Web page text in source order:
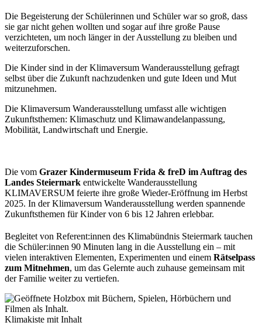
Die Begeisterung der Schülerinnen und Schüler war so groß, dass
sie gar nicht gehen wollten und sogar auf ihre große Pause
verzichteten, um noch länger in der Ausstellung zu bleiben und
weiterzuforschen.
Die Kinder sind in der Klimaversum Wanderausstellung gefragt
selbst über die Zukunft nachzudenken und gute Ideen und Mut
mitzunehmen.
Die Klimaversum Wanderausstellung umfasst alle wichtigen
Zukunftsthemen: Klimaschutz und Klimawandelanpassung,
Mobilität, Landwirtschaft und Energie.
Die vom Grazer Kindermuseum Frida & freD im Auftrag des
Landes Steiermark entwickelte Wanderausstellung
KLIMAVERSUM feierte ihre große Wieder-Eröffnung im Herbst
2025. In der Klimaversum Wanderausstellung werden spannende
Zukunftsthemen für Kinder von 6 bis 12 Jahren erlebbar.
Begleitet von Referent:innen des Klimabündnis Steiermark tauchen
die Schüler:innen 90 Minuten lang in die Ausstellung ein – mit
vielen interaktiven Elementen, Experimenten und einem Rätselpass
zum Mitnehmen, um das Gelernte auch zuhause gemeinsam mit
der Familie weiter zu vertiefen.
Klimakiste mit Inhalt